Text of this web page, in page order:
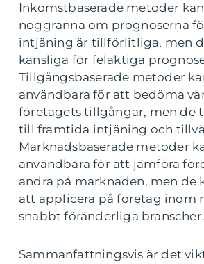
Inkomstbaserade metoder
noggranna om prognoserna
intjäning är tillförlitliga, men
känsliga för felaktiga
Tillgångsbaserade metoder
användbara för att bedöma
företagets tillgångar, men de
till framtida intjäning och
Marknadsbaserade metoder
användbara för att jämföra
andra på marknaden, men de
att applicera på företag inom
snabbt föränderliga branscher.
Sammanfattningsvis är det